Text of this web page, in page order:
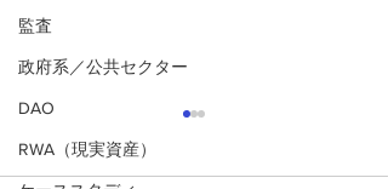
監査
政府系／公共セクター
DAO
RWA（現実資産）